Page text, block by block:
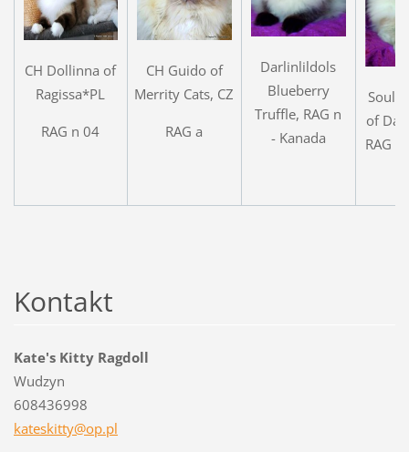
CH Dollinna of
Ragissa*PL
RAG n 04
CH Guido of
Merrity Cats, CZ
RAG a
Darlinlildols
Blueberry
Truffle, RAG n
- Kanada
of
RAG a
Kontakt
Kate's Kitty Ragdoll
Wudzyn
608436998
kateskitty@op.pl